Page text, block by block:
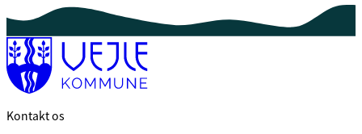
Kontakt os